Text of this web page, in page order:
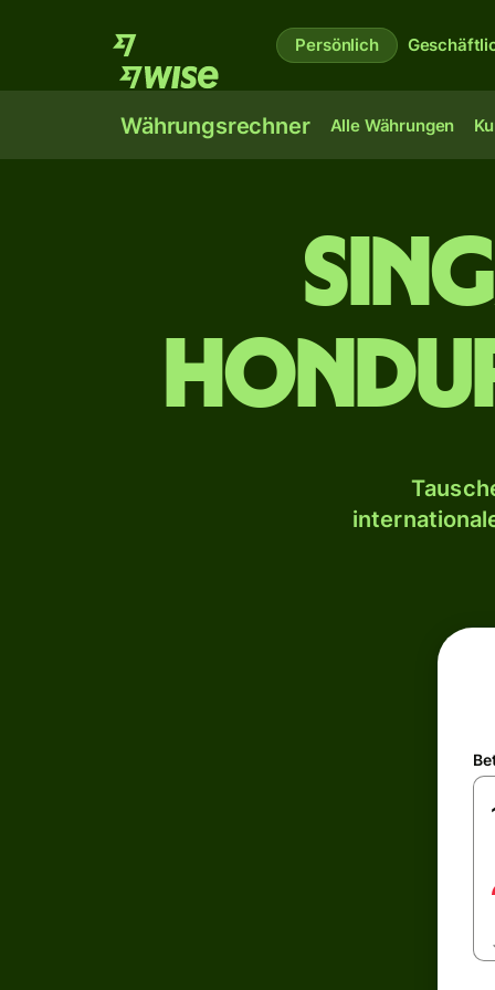
Persönlich
Währungsrechner Alle Währungen